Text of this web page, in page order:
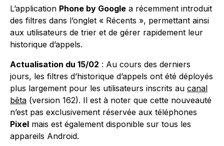
L’application Phone by Google a récemment introduit
des filtres dans l’onglet « Récents », permettant ainsi
aux utilisateurs de trier et de gérer rapidement leur
historique d’appels.
Actualisation du 15/02 : Au cours des derniers
jours, les filtres d’historique d’appels ont été déployés
plus largement pour les utilisateurs inscrits au canal
bêta (version 162). Il est à noter que cette nouveauté
n’est pas exclusivement réservée aux téléphones
Pixel mais est également disponible sur tous les
appareils Android.